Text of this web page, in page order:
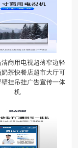
商用电视超薄窄边轻
茶快餐店超市大厅可
挂吊挂广告宣传一体
机